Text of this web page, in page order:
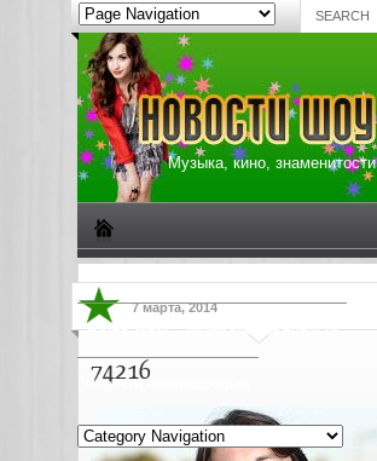
Музыка, кино, знаменитости
Жизнь звезд Музыкальные новости
Новости киноиндустрии
7 марта, 2014
74216